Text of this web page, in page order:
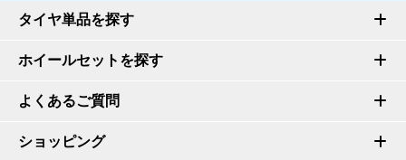
タイヤ単品を探す
ホイールセットを探す
よくあるご質問
ショッピング